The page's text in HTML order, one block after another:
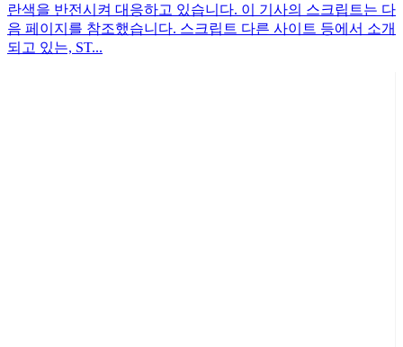
란색을 반전시켜 대응하고 있습니다. 이 기사의 스크립트는 다
음 페이지를 참조했습니다. 스크립트 다른 사이트 등에서 소개
되고 있는, ST...